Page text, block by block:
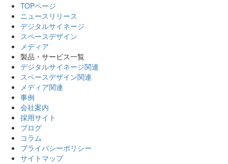
TOPページ
ニュースリリース
デジタルサイネージ
スペースデザイン
メディア
製品・サービス一覧
デジタルサイネージ関連
スペースデザイン関連
メディア関連
事例
会社案内
採用サイト
ブログ
コラム
プライバシーポリシー
サイトマップ